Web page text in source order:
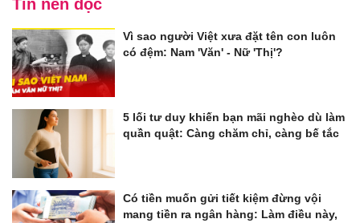
Tin nên đọc
Vì sao người Việt xưa đặt tên con luôn
có đệm: Nam 'Văn' - Nữ 'Thị'?
5 lối tư duy khiến bạn mãi nghèo dù làm
quần quật: Càng chăm chỉ, càng bế tắc
Có tiền muốn gửi tiết kiệm đừng vội
mang tiền ra ngân hàng: Làm điều này,